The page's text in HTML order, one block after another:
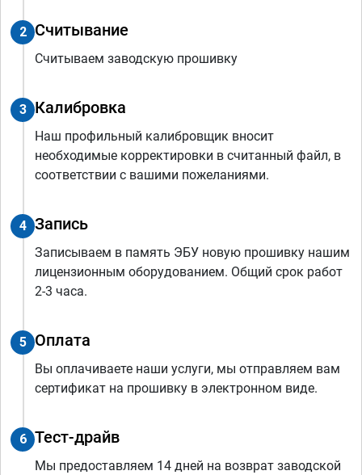
2 Считывание
Считываем заводскую прошивку
3 Калибровка
Наш профильный калибровщик вносит
необходимые корректировки в считанный файл, в
соответствии с вашими пожеланиями.
4 Запись
Записываем в память ЭБУ новую прошивку нашим
лицензионным оборудованием. Общий срок работ
2-3 часа.
5 Оплата
Вы оплачиваете наши услуги, мы отправляем вам
сертификат на прошивку в электронном виде.
6 Тест-драйв
Мы предоставляем 14 дней на возврат заводской